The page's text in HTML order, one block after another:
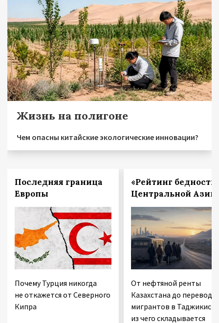
Жизнь на полигоне
Чем опасны китайские экологические инновации?
Последняя граница
Европы
Почему Турция никогда
не откажется от Северного
Кипра
«Рейтинг
Центральной Азии
От нефтяной ренты
Казахстана до
мигрантов в
из чего складывается